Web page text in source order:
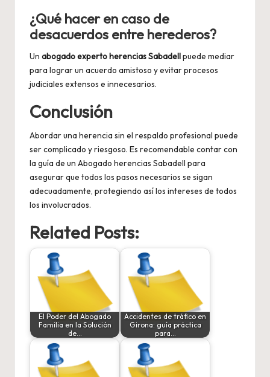
¿Qué hacer en caso de
desacuerdos entre herederos?
Un abogado experto herencias Sabadellpuede mediar
para lograr un acuerdo amistoso y evitar procesos
judiciales extensos e innecesarios.
Conclusión
Abordar una herencia sin el respaldo profesional puede
ser complicado y riesgoso. Es recomendable contar con
la guía de un Abogado herencias Sabadell para
asegurar que todos los pasos necesarios se sigan
adecuadamente, protegiendo así los intereses de todos
los involucrados.
Related Posts:
El Poder del Abogado
Familia en la Solución
de…
Accidentes de tráfico en
Girona: guía práctica
para…